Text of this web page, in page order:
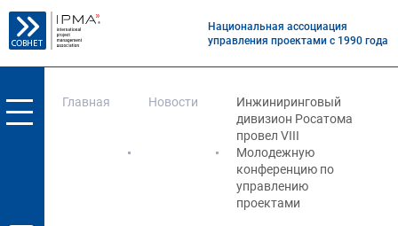
Национальная ассоциация
управления проектами с 1990 года
Главная Новости
Инжиниринговый
дивизион Росатома
провел VIII
Молодежную
конференцию по
управлению
проектами